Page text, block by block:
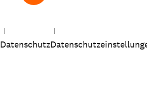
Datenschutz